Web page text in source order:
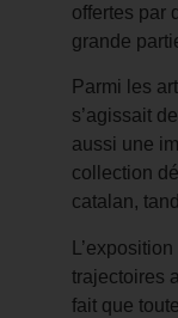
offertes par
grande
Parmi les
s’agissait
aussi une
collection
catalan,
trajectoires
fait que